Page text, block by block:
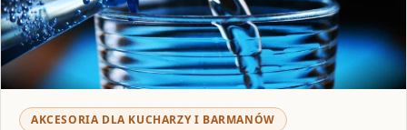
AKCESORIA DLA KUCHARZY I BARMANÓW